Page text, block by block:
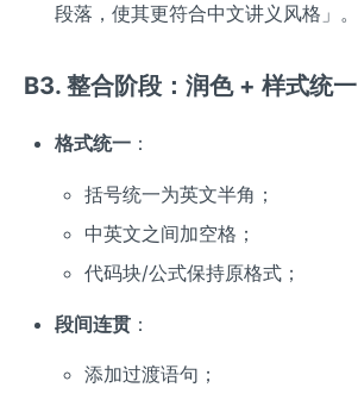
段落，使其更符合中文讲义风格」。
B3. 整合阶段：润色 + 样式统一
格式统一：
括号统一为英文半角；
中英文之间加空格；
代码块/公式保持原格式；
段间连贯：
添加过渡语句；